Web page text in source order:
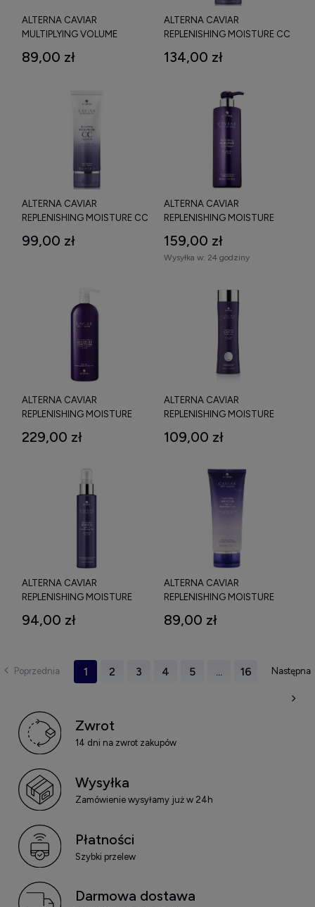
ALTERNA CAVIAR
MULTIPLYING VOLUME
ZWIĘKSZAJĄCY OBJĘTOŚĆ
89,00 zł
ALTERNA CAVIAR
REPLENISHING MOISTURE CC
I STYLIZUJĄCY 150 ML
134,00 zł
ALTERNA CAVIAR
REPLENISHING MOISTURE CC
CC DO WŁOSÓW 100 ML
99,00 zł
ALTERNA CAVIAR
REPLENISHING MOISTURE
NAWILŻAJĄCA 488 ML
159,00 zł
Wysyłka w: 24 godziny
ALTERNA CAVIAR
REPLENISHING MOISTURE
NAWILŻAJĄCA Z
229,00 zł
ALTERNA CAVIAR
REPLENISHING MOISTURE
NAWILŻAJĄCA Z
109,00 zł
ALTERNA CAVIAR
REPLENISHING MOISTURE
MILK NAWILŻAJĄCA
94,00 zł
ALTERNA CAVIAR
REPLENISHING MOISTURE
NAWILŻAJĄCY I
89,00 zł
1 2 3 4 5 ... 16
Zwrot
14 dni na zwrot zakupów
Wysyłka
Zamówienie wysyłamy już w 24h
Płatności
Szybki przelew
Darmowa dostawa